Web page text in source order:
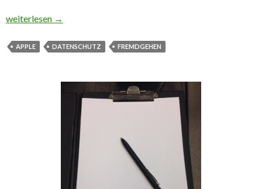
Millionenklage gegen Apple: Geschäftsmann fordert
weiterlesen →
APPLE DATENSCHUTZ FREMDGEHEN